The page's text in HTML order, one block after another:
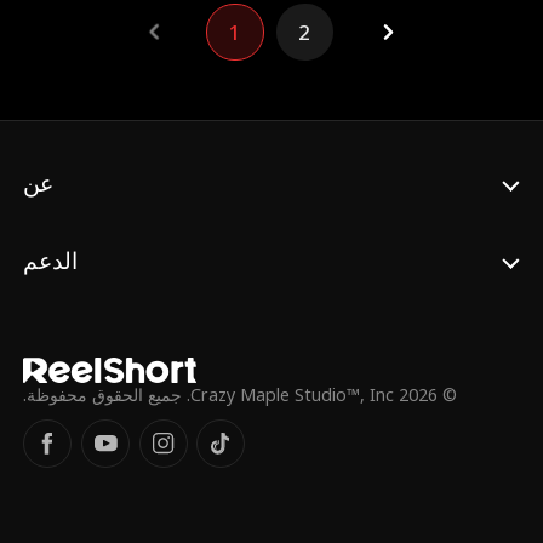
الطفلة، وتزوجا بشكل مفاجئ و تطور الأمر ليكون
حبًا حقيقيًا. العديد من الأسرار وخيانات و تهديدات
1 2
عن
الدعم
© 2026 Crazy Maple Studio™, Inc. جميع الحقوق محفوظة.